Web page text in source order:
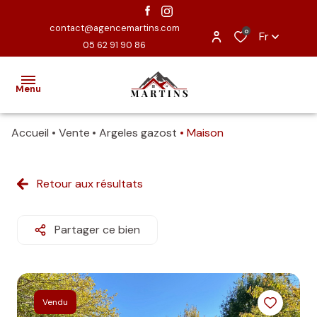
contact@agencemartins.com
05 62 91 90 86
0 Fr
Menu
EXCLUSIVITÉS
ESTIMATION
NOUS
CONTACTER
Accueil Vente Argeles gazost Maison
Retour aux résultats
Partager ce bien
Vendu